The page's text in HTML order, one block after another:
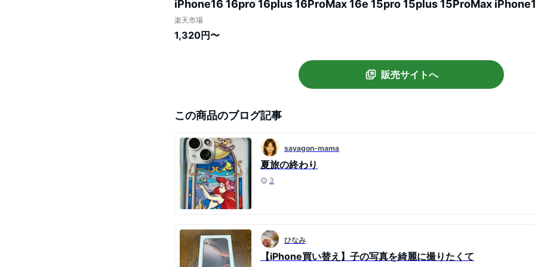
iPhone16 16pro 16plus 16ProMax 16e 15pro 15plus 15ProMax
Plus ProMax 13 12 12pro 9H 強化ガラス クリア 【 レンズプロテクター レ
ー 】
楽天市場
1,320円〜
販売サイトへ
この商品のブログ記事
sayagon-mama
夏旅の終わり
3
ひなみ
【iPhone買い替え】子の写真を綺麗に撮りたくて